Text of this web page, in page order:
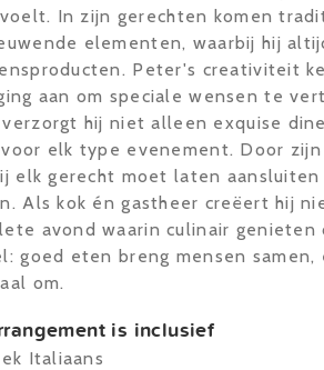
In zijn gerechten komen
elementen, waarbij hij
Peter's creativiteit
aan om speciale wensen te
hij niet alleen exquise
elk type evenement. Door
elk gerecht moet laten
Als kok én gastheer creëert hij
avond waarin culinair
goed eten breng mensen
om.
is inclusief
Italiaans